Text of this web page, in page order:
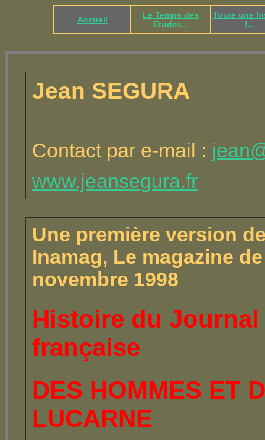
Accueil
Le Temps des
Etudes...
Toute une
!...
Jean
Contact par e-mail :
www.jeansegura.fr
Une première version
Inamag, Le magazine
novembre 1998
Histoire du
française
DES HOMMES ET
LUCARNE